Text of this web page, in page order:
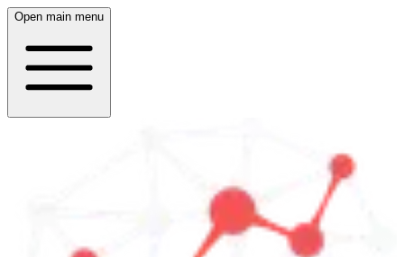
Open main menu